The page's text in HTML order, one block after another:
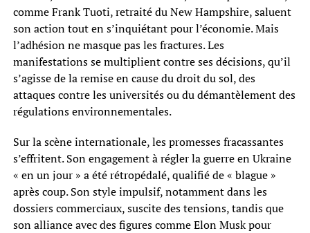
comme Frank Tuoti, retraité du New Hampshire, saluent
son action tout en s’inquiétant pour l’économie. Mais
l’adhésion ne masque pas les fractures. Les
manifestations se multiplient contre ses décisions, qu’il
s’agisse de la remise en cause du droit du sol, des
attaques contre les universités ou du démantèlement des
régulations environnementales.
Sur la scène internationale, les promesses fracassantes
s’effritent. Son engagement à régler la guerre en Ukraine
« en un jour » a été rétropédalé, qualifié de « blague »
après coup. Son style impulsif, notamment dans les
dossiers commerciaux, suscite des tensions, tandis que
son alliance avec des figures comme Elon Musk pour